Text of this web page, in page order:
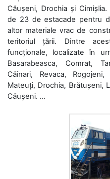
Căușeni, Drochia și
de 23 de estacade pentru
altor materiale vrac de
teritoriul țării. Dintre
funcționale, localizate în
Basarabeasca, Comrat,
Căinari, Revaca,
Mateuți, Drochia, Brătușeni,
Căușeni. ...